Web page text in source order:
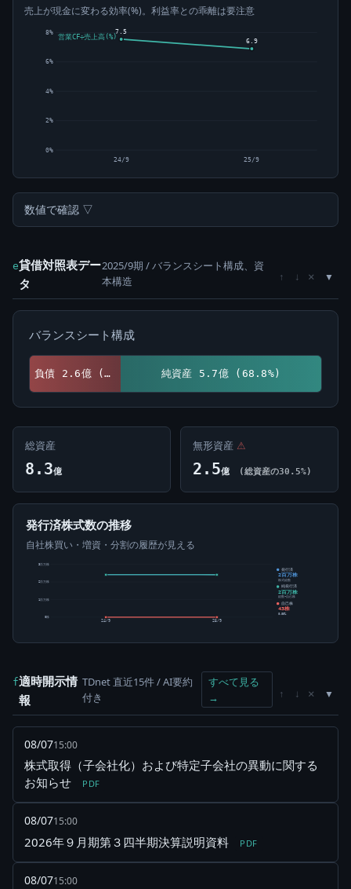
売上が現金に変わる効率(%)。利益率との乖離は要注意
0%
2%
4%
6%
8% 7.5
24/9
6.9
25/9
営業CF÷売上高(%)
数値で確認 ▽
e貸借対照表デー
タ
2025/9期 / バランスシート構成、資
本構造
↑ ↓ ×
バランスシート構成
負債 2.6億 (31.2%) 純資産 5.7億 (68.8%)
総資産
8.3億
無形資産 ⚠
2.5億 (総資産の30.5%)
発行済株式数の推移
自社株買い・増資・分割の履歴が見える
0株
1百万株
2百万株
3百万株
24/9 25/9
発行済
2百万株
株式総数
純発行済
2百万株
総数-自己株
自己株
43株
0.00%
f適時開示情
報
TDnet 直近15件 / AI要約
付き
すべて見る
→
↑ ↓ ×
08/0715:00
株式取得（子会社化）および特定子会社の異動に関する
お知らせ
PDF
08/0715:00
2026年９月期第３四半期決算説明資料 PDF
08/0715:00